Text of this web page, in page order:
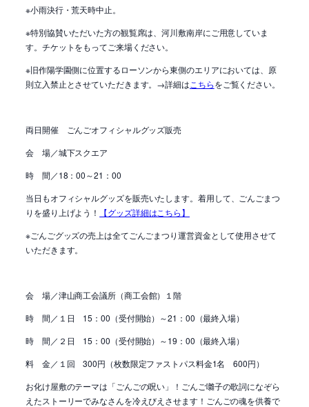
※小雨決行・荒天時中止。
※特別協賛いただいた方の観覧席は、河川敷南岸にご用意していま
す。チケットをもってご来場ください。
※旧作陽学園側に位置するローソンから東側のエリアにおいては、原
則立入禁止とさせていただきます。→詳細は こちらをご覧ください。
両日開催 ごんごオフィシャルグッズ販売
会 場／城下スクエア
時 間／18：00～21：00
当日もオフィシャルグッズを販売いたします。着用して、ごんごまつ
りを盛り上げよう！
【グッズ詳細はこちら】
※ごんごグッズの売上は全てごんごまつり運営資金として使用させて
いただきます。
会 場／津山商工会議所（商工会館）１階
時 間／１日 15：00（受付開始）～21：00（最終入場）
時 間／２日 15：00（受付開始）～19：00（最終入場）
料 金／１回 300円（枚数限定ファストパス料金1名 600円）
お化け屋敷のテーマは「ごんごの呪い」！ごんご囃子の歌詞になぞら
えたストーリーでみなさんを冷えびえさせます！ごんごの魂を供養で